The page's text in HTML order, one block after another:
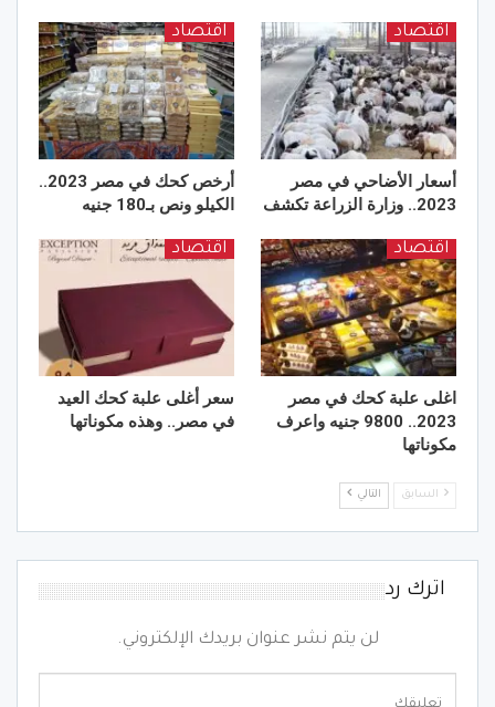
اقتصاد
أسعار الأضاحي في مصر
2023.. وزارة الزراعة تكشف
اقتصاد
أرخص كحك في مصر 2023..
الكيلو ونص بـ180 جنيه
اقتصاد
اغلى علبة كحك في مصر
2023.. 9800 جنيه واعرف
مكوناتها
اقتصاد
سعر أغلى علبة كحك العيد
في مصر.. وهذه مكوناتها
السابق التالي
اترك رد
لن يتم نشر عنوان بريدك الإلكتروني.